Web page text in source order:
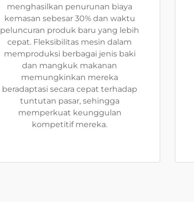
menghasilkan penurunan biaya
kemasan sebesar 30% dan waktu
peluncuran produk baru yang lebih
cepat. Fleksibilitas mesin dalam
memproduksi berbagai jenis baki
dan mangkuk makanan
memungkinkan mereka
beradaptasi secara cepat terhadap
tuntutan pasar, sehingga
memperkuat keunggulan
kompetitif mereka.